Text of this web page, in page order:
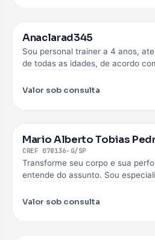
Anaclarad345
Sou personal trainer a 4 anos,
de todas as idades, de acordo
Valor sob consulta
Mario Alberto Tobias
CREF 078136-G/SP
Transforme seu corpo e sua
entende do assunto. Sou
Valor sob consulta